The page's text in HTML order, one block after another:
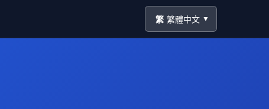
繁 繁體中文 ▼